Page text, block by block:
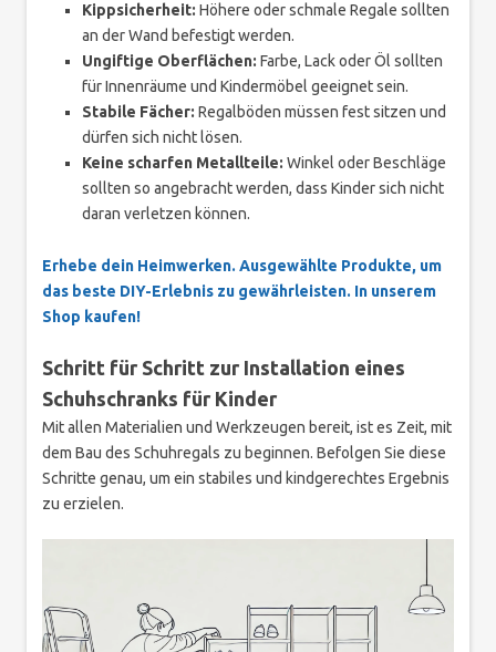
Kippsicherheit: Höhere oder schmale Regale sollten
an der Wand befestigt werden.
Ungiftige Oberflächen: Farbe, Lack oder Öl sollten
für Innenräume und Kindermöbel geeignet sein.
Stabile Fächer: Regalböden müssen fest sitzen und
dürfen sich nicht lösen.
Keine scharfen Metallteile: Winkel oder Beschläge
sollten so angebracht werden, dass Kinder sich nicht
daran verletzen können.
Erhebe dein Heimwerken. Ausgewählte Produkte, um
das beste DIY-Erlebnis zu gewährleisten. In unserem
Shop kaufen!
Schritt für Schritt zur Installation eines
Schuhschranks für Kinder
Mit allen Materialien und Werkzeugen bereit, ist es Zeit, mit
dem Bau des Schuhregals zu beginnen. Befolgen Sie diese
Schritte genau, um ein stabiles und kindgerechtes Ergebnis
zu erzielen.